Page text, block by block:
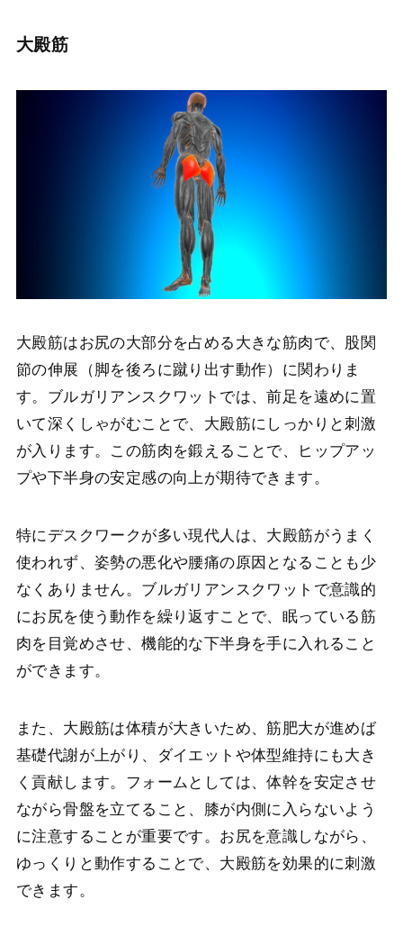
大殿筋
大殿筋はお尻の大部分を占める大きな筋肉で、股関
節の伸展（脚を後ろに蹴り出す動作）に関わりま
す。ブルガリアンスクワットでは、前足を遠めに置
いて深くしゃがむことで、大殿筋にしっかりと刺激
が入ります。この筋肉を鍛えることで、ヒップアッ
プや下半身の安定感の向上が期待できます。
特にデスクワークが多い現代人は、大殿筋がうまく
使われず、姿勢の悪化や腰痛の原因となることも少
なくありません。ブルガリアンスクワットで意識的
にお尻を使う動作を繰り返すことで、眠っている筋
肉を目覚めさせ、機能的な下半身を手に入れること
ができます。
また、大殿筋は体積が大きいため、筋肥大が進めば
基礎代謝が上がり、ダイエットや体型維持にも大き
く貢献します。フォームとしては、体幹を安定させ
ながら骨盤を立てること、膝が内側に入らないよう
に注意することが重要です。お尻を意識しながら、
ゆっくりと動作することで、大殿筋を効果的に刺激
できます。